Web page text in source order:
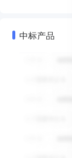
中标产品